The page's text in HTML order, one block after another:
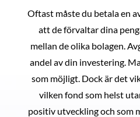
Oftast måste du betala en
att de förvaltar dina
mellan de olika bolagen.
andel av din investering.
som möjligt. Dock är det
vilken fond som helst
positiv utveckling och som